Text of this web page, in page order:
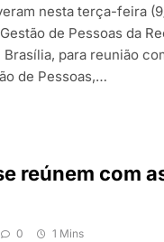
nesta terça-feira
de Pessoas da
Brasília, para reunião
de Pessoas,…
reúnem com
0 1 Mins